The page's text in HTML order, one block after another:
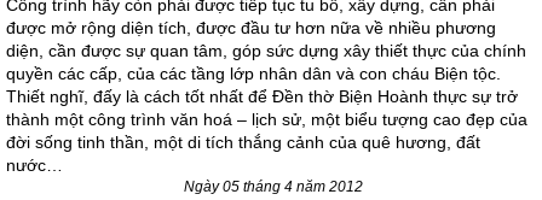
Công trình hãy còn phải được tiếp tục tu bổ, xây dựng, cần phải
được mở rộng diện tích, được đầu tư hơn nữa về nhiều phương
diện, cần được sự quan tâm, góp sức dựng xây thiết thực của chính
quyền các cấp, của các tầng lớp nhân dân và con cháu Biện tộc.
Thiết nghĩ, đấy là cách tốt nhất để Đền thờ Biện Hoành thực sự trở
thành một công trình văn hoá – lịch sử, một biểu tượng cao đẹp của
đời sống tinh thần, một di tích thắng cảnh của quê hương, đất
nước…
Ngày 05 tháng 4 năm 2012